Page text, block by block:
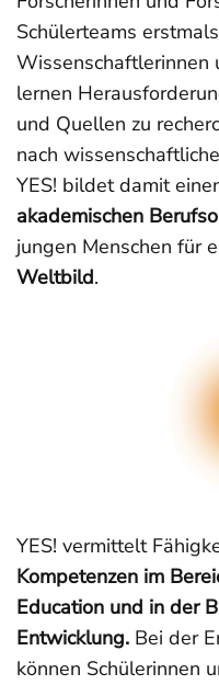
Schülerteams
Wissenschaftlerinnen
lernen
und Quellen zu
nach
YES! bildet damit
akademischen
jungen Menschen für
Weltbild.
YES! vermittelt
Kompetenzen im
Education und in der
Entwicklung. Bei der
können Schülerinnen